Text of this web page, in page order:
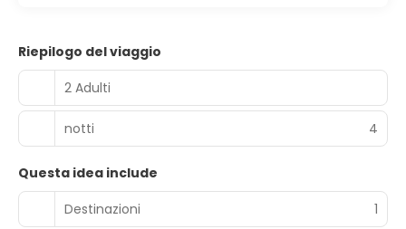
Riepilogo del viaggio
2 Adulti
notti 4
Questa idea include
Destinazioni
1